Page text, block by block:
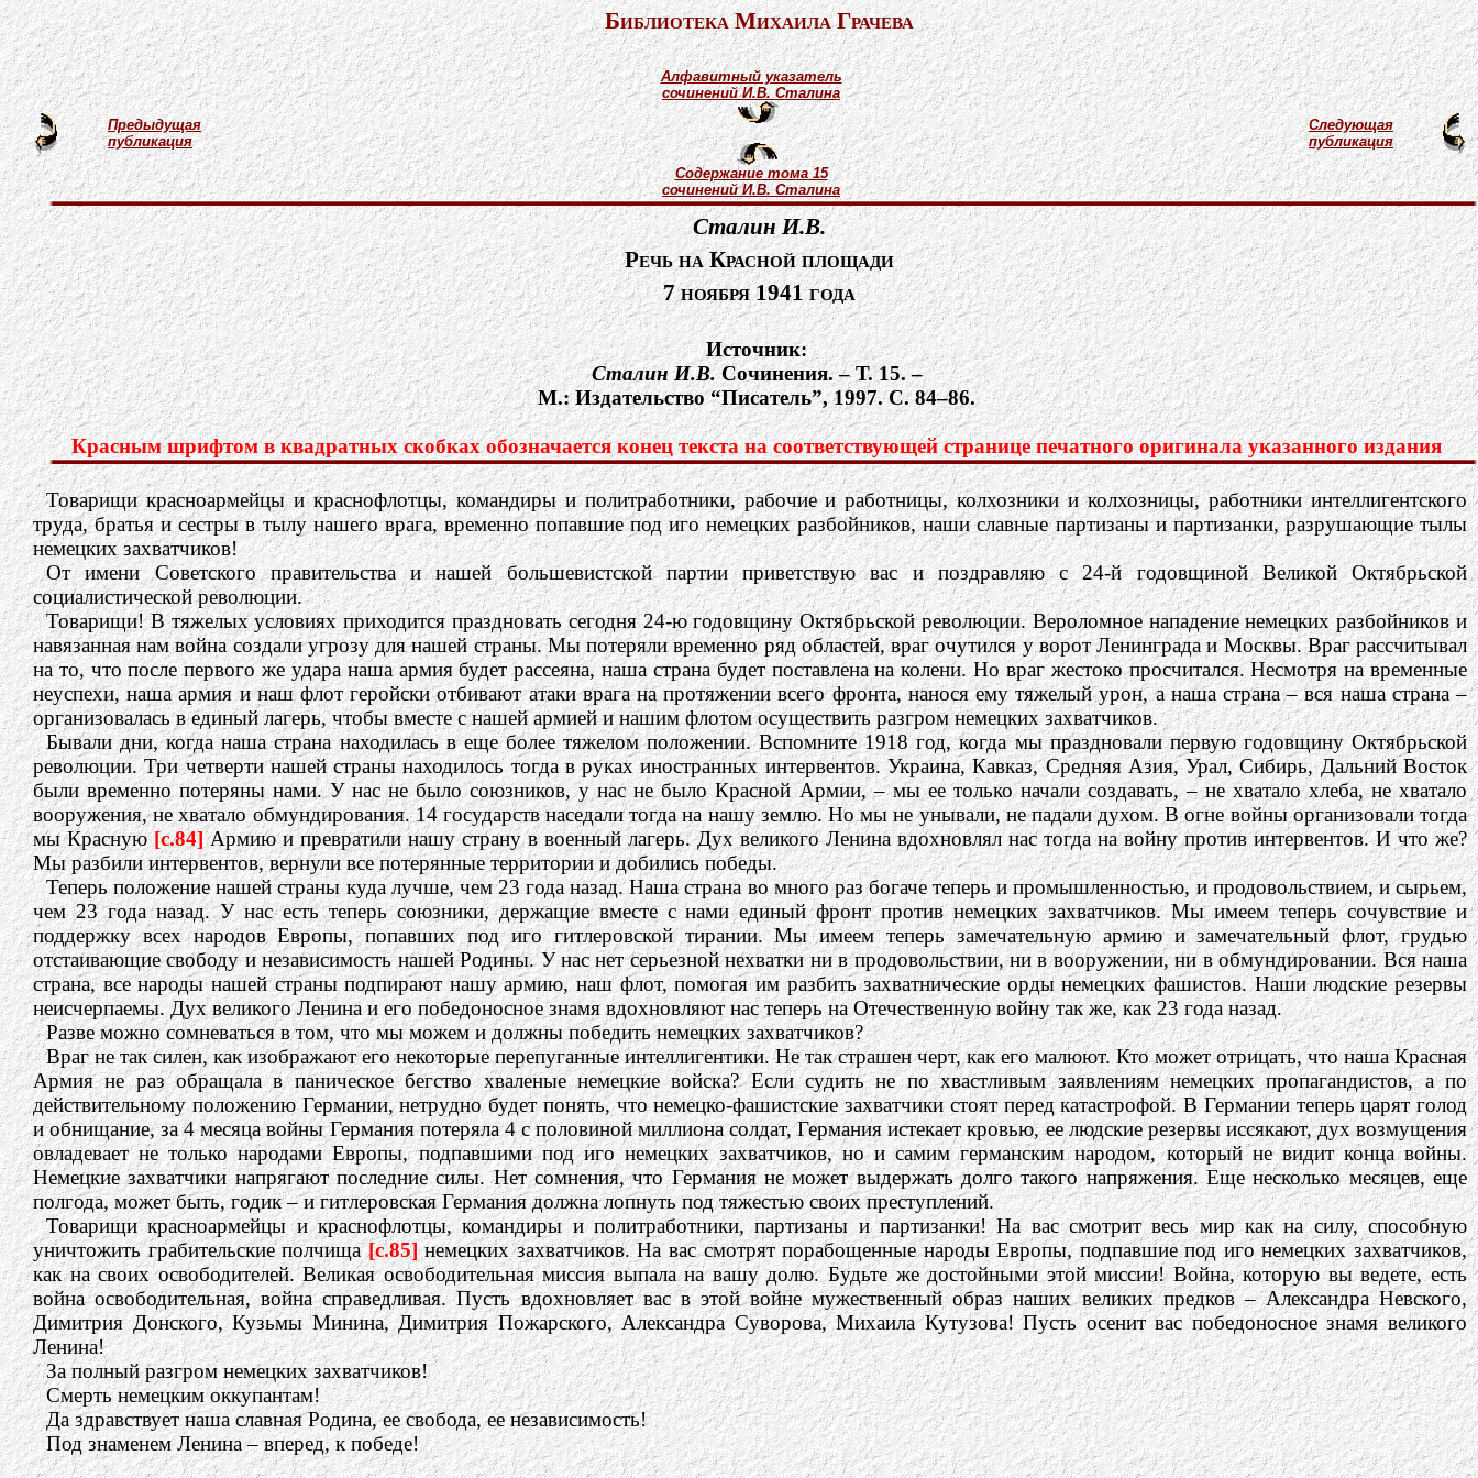
Библиотека Михаила Грачева
Предыдущая
публикация
Алфавитный указатель
сочинений И.В. Сталина
Содержание тома 15
сочинений И.В. Сталина
Следующая
публикация
Сталин И.В.
Речь на Красной площади
7 ноября 1941 года
Источник:
Сталин И.В.Cочинения. – Т. 15. –
М.: Издательство “Писатель”, 1997. С. 84–86.
Красным шрифтом в квадратных скобках обозначается конец текста на соответствующей странице печатного оригинала указанного издания
Товарищи красноармейцы и краснофлотцы, командиры и политработники, рабочие и работницы, колхозники и колхозницы, работники интеллигентского
труда, братья и сестры в тылу нашего врага, временно попавшие под иго немецких разбойников, наши славные партизаны и партизанки, разрушающие тылы
немецких захватчиков!
От имени Советского правительства и нашей большевистской партии приветствую вас и поздравляю с 24-й годовщиной Великой Октябрьской
социалистической революции.
Товарищи! В тяжелых условиях приходится праздновать сегодня 24-ю годовщину Октябрьской революции. Вероломное нападение немецких разбойников и
навязанная нам война создали угрозу для нашей страны. Мы потеряли временно ряд областей, враг очутился у ворот Ленинграда и Москвы. Враг рассчитывал
на то, что после первого же удара наша армия будет рассеяна, наша страна будет поставлена на колени. Но враг жестоко просчитался. Несмотря на временные
неуспехи, наша армия и наш флот геройски отбивают атаки врага на протяжении всего фронта, нанося ему тяжелый урон, а наша страна – вся наша страна –
организовалась в единый лагерь, чтобы вместе с нашей армией и нашим флотом осуществить разгром немецких захватчиков.
Бывали дни, когда наша страна находилась в еще более тяжелом положении. Вспомните 1918 год, когда мы праздновали первую годовщину Октябрьской
революции. Три четверти нашей страны находилось тогда в руках иностранных интервентов. Украина, Кавказ, Средняя Азия, Урал, Сибирь, Дальний Восток
были временно потеряны нами. У нас не было союзников, у нас не было Красной Армии, – мы ее только начали создавать, – не хватало хлеба, не хватало
вооружения, не хватало обмундирования. 14 государств наседали тогда на нашу землю. Но мы не унывали, не падали духом. В огне войны организовали тогда
мы Красную[c.84] Армию и превратили нашу страну в военный лагерь. Дух великого Ленина вдохновлял нас тогда на войну против интервентов. И что же?
Мы разбили интервентов, вернули все потерянные территории и добились победы.
Теперь положение нашей страны куда лучше, чем 23 года назад. Наша страна во много раз богаче теперь и промышленностью, и продовольствием, и сырьем,
чем 23 года назад. У нас есть теперь союзники, держащие вместе с нами единый фронт против немецких захватчиков. Мы имеем теперь сочувствие и
поддержку всех народов Европы, попавших под иго гитлеровской тирании. Мы имеем теперь замечательную армию и замечательный флот, грудью
отстаивающие свободу и независимость нашей Родины. У нас нет серьезной нехватки ни в продовольствии, ни в вооружении, ни в обмундировании. Вся наша
страна, все народы нашей страны подпирают нашу армию, наш флот, помогая им разбить захватнические орды немецких фашистов. Наши людские резервы
неисчерпаемы. Дух великого Ленина и его победоносное знамя вдохновляют нас теперь на Отечественную войну так же, как 23 года назад.
Разве можно сомневаться в том, что мы можем и должны победить немецких захватчиков?
Враг не так силен, как изображают его некоторые перепуганные интеллигентики. Не так страшен черт, как его малюют. Кто может отрицать, что наша Красная
Армия не раз обращала в паническое бегство хваленые немецкие войска? Если судить не по хвастливым заявлениям немецких пропагандистов, а по
действительному положению Германии, нетрудно будет понять, что немецко-фашистские захватчики стоят перед катастрофой. В Германии теперь царят голод
и обнищание, за 4 месяца войны Германия потеряла 4 с половиной миллиона солдат, Германия истекает кровью, ее людские резервы иссякают, дух возмущения
овладевает не только народами Европы, подпавшими под иго немецких захватчиков, но и самим германским народом, который не видит конца войны.
Немецкие захватчики напрягают последние силы. Нет сомнения, что Германия не может выдержать долго такого напряжения. Еще несколько месяцев, еще
полгода, может быть, годик – и гитлеровская Германия должна лопнуть под тяжестью своих преступлений.
Товарищи красноармейцы и краснофлотцы, командиры и политработники, партизаны и партизанки! На вас смотрит весь мир как на силу, способную
уничтожить грабительские полчища[c.85] немецких захватчиков. На вас смотрят порабощенные народы Европы, подпавшие под иго немецких захватчиков,
как на своих освободителей. Великая освободительная миссия выпала на вашу долю. Будьте же достойными этой миссии! Война, которую вы ведете, есть
война освободительная, война справедливая. Пусть вдохновляет вас в этой войне мужественный образ наших великих предков – Александра Невского,
Димитрия Донского, Кузьмы Минина, Димитрия Пожарского, Александра Суворова, Михаила Кутузова! Пусть осенит вас победоносное знамя великого
Ленина!
За полный разгром немецких захватчиков!
Смерть немецким оккупантам!
Да здравствует наша славная Родина, ее свобода, ее независимость!
Под знаменем Ленина – вперед, к победе!